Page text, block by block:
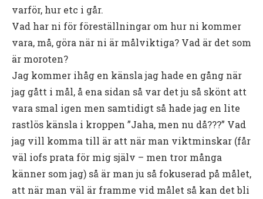
varför, hur etc i går.
Vad har ni för föreställningar om hur ni kommer
vara, må, göra när ni är målviktiga? Vad är det som
är moroten?
Jag kommer ihåg en känsla jag hade en gång när
jag gått i mål, å ena sidan så var det ju så skönt att
vara smal igen men samtidigt så hade jag en lite
rastlös känsla i kroppen ”Jaha, men nu då???” Vad
jag vill komma till är att när man viktminskar (får
väl iofs prata för mig själv – men tror många
känner som jag) så är man ju så fokuserad på målet,
att när man väl är framme vid målet så kan det bli